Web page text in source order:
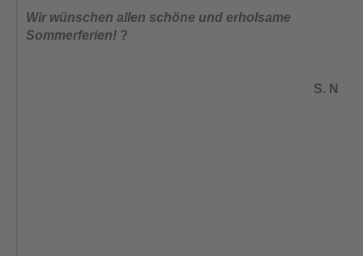
Wir wünschen allen schöne und erholsame
Sommerferien! ?
S. N